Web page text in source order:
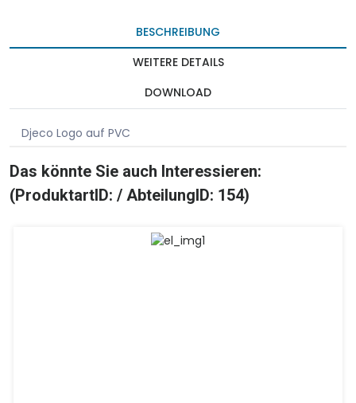
BESCHREIBUNG
WEITERE DETAILS
DOWNLOAD
Djeco Logo auf PVC
Das könnte Sie auch Interessieren:
(ProduktartID: / AbteilungID: 154)